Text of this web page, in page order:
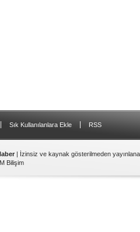
Sık Kullanılanlara Ekle RSS
| İzinsiz ve kaynak gösterilmeden
Bilişim